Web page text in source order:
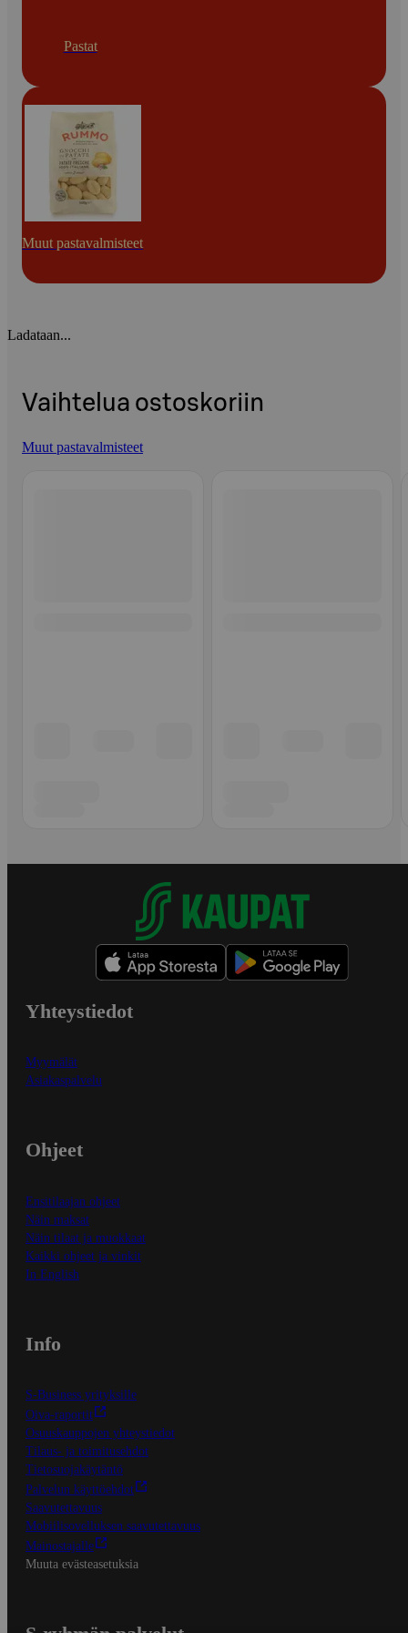
Pastat
Muut pastavalmisteet
Ladataan...
Vaihtelua ostoskoriin
Muut pastavalmisteet
Yhteystiedot
Myymälät
Asiakaspalvelu
Ohjeet
Ensitilaajan ohjeet
Näin maksat
Näin tilaat ja muokkaat
Kaikki ohjeet ja vinkit
In English
Info
S-Business yrityksille
Oiva-raportit
Osuuskauppojen yhteystiedot
Tilaus- ja toimitusehdot
Tietosuojakäytäntö
Palvelun käyttöehdot
Saavutettavuus
Mobiilisovelluksen saavutettavuus
Mainostajalle
Muuta evästeasetuksia